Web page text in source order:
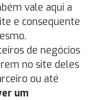
vale aqui a
e consequente
de negócios
no site deles
ou até
um